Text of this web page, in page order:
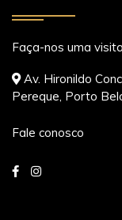
Faça-nos uma visita
Av. Hironildo
Pereque, Porto
Fale conosco